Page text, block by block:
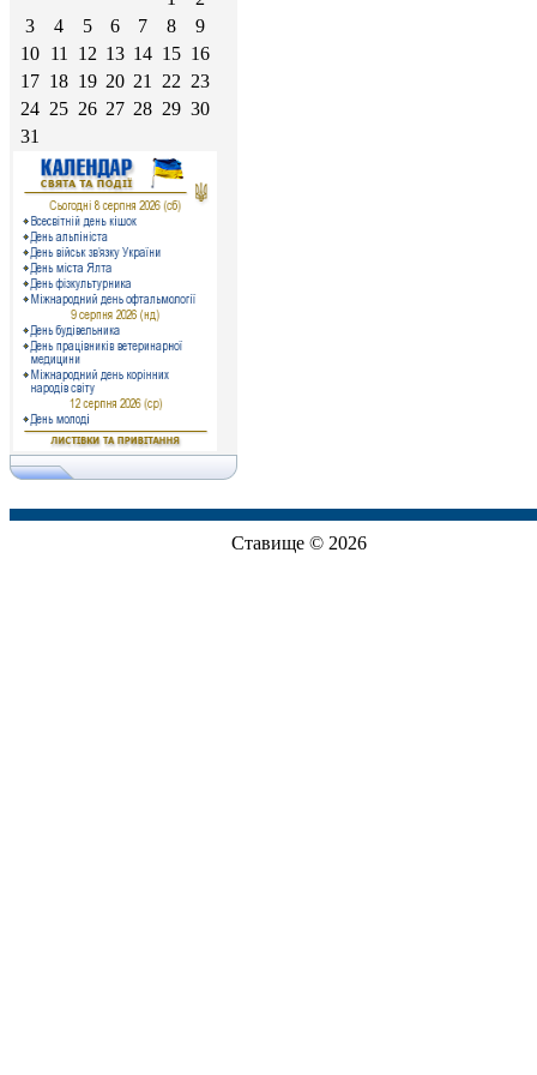
3
4 5 6 7 8
9
10
11 12 13 14 15 16
17 18 19 20 21 22 23
24 25 26 27 28 29 30
31
Ставище © 2026